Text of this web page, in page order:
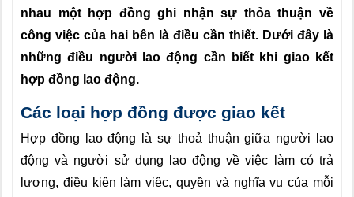
nhau một hợp đồng ghi nhận sự thỏa thuận về
công việc của hai bên là điều cần thiết. Dưới đây là
những điều người lao động cần biết khi giao kết
hợp đồng lao động.
Các loại hợp đồng được giao kết
Hợp đồng lao động là sự thoả thuận giữa người lao
động và người sử dụng lao động về việc làm có trả
lương, điều kiện làm việc, quyền và nghĩa vụ của mỗi